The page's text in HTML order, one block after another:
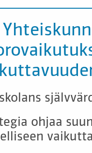
ohjaa